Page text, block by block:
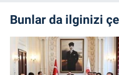
Bunlar da ilginizi